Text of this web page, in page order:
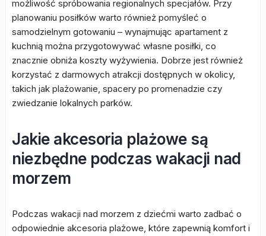
możliwość spróbowania regionalnych specjałów. Przy
planowaniu posiłków warto również pomyśleć o
samodzielnym gotowaniu – wynajmując apartament z
kuchnią można przygotowywać własne posiłki, co
znacznie obniża koszty wyżywienia. Dobrze jest również
korzystać z darmowych atrakcji dostępnych w okolicy,
takich jak plażowanie, spacery po promenadzie czy
zwiedzanie lokalnych parków.
Jakie akcesoria plażowe są
niezbędne podczas wakacji nad
morzem
Podczas wakacji nad morzem z dziećmi warto zadbać o
odpowiednie akcesoria plażowe, które zapewnią komfort i